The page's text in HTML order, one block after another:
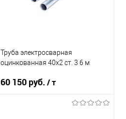
Труба электросварная
оцинкованная 40х2 ст. 3 6 м
60 150 руб./ т